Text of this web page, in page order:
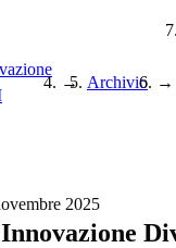
→ Archivio →
2025